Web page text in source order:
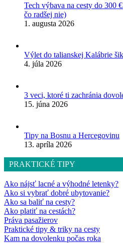
Tech výbava na cesty do 300
čo radšej nie)
1. augusta 2026
Výlet do talianskej Kalábrie
4. júla 2026
3 veci, ktoré ti zachránia
15. júna 2026
Tipy na Bosnu a Hercegovinu
13. apríla 2026
PRAKTICKÉ TIPY
Ako nájsť lacné a výhodné letenky?
Ako si vybrať dobré ubytovanie?
Ako sa baliť na cesty?
Ako platiť na cestách?
Práva pasažierov
Praktické tipy & triky na cesty
Kam na dovolenku počas roka